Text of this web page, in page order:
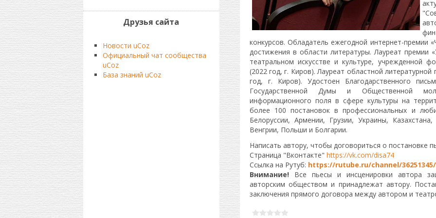
конкурсов. Обладатель ежегодной интернет-премии
достижения в области литературы. Лауреат премии
театральном искусстве и культуре, учрежденной
(2022 год, г. Киров). Лауреат областной
год, г. Киров). Удостоен Благодарственного
Государственной Думы и Общественной
информационного поля в сфере культуры на
более 100 постановок в профессиональных и
Белоруссии, Армении, Грузии, Украины,
Венгрии, Польши и Болгарии.
Написать автору, чтобы договориться о постановке
Страница "Вконтакте" https://vk.com/disa74
Ссылка на Рутуб: https://rutube.ru/channel/36251345/
Внимание! Все пьесы и инсценировки автора
авторским обществом и принадлежат автору.
заключения прямого договора между автором и
Друзья сайта
Новости uCoz
Официальный чат сообщества
uCoz
База знаний uCoz